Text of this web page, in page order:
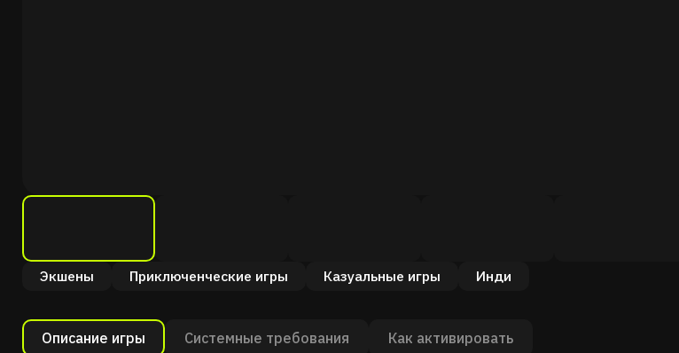
Экшены Приключенческие игры Казуальные игры Инди
Описание игры Системные требования Как активировать